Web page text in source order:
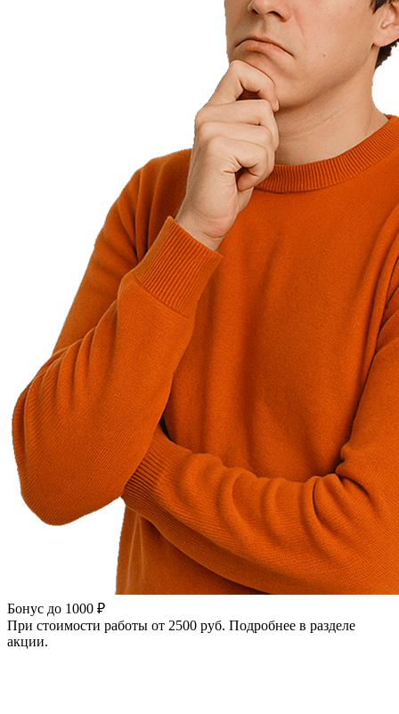
Бонус до 1000 ₽
При стоимости работы от 2500 руб. Подробнее в разделе
акции.